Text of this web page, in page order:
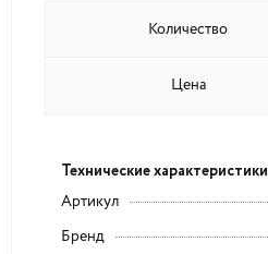
Количество
Цена
Технические характеристики
Артикул
Бренд